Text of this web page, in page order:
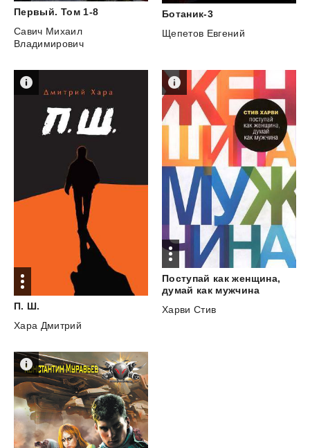
Первый. Том 1-8
Савич Михаил
Владимирович
Ботаник-3
Щепетов Евгений
П. Ш.
Хара Дмитрий
Поступай как женщина,
думай как мужчина
Харви Стив